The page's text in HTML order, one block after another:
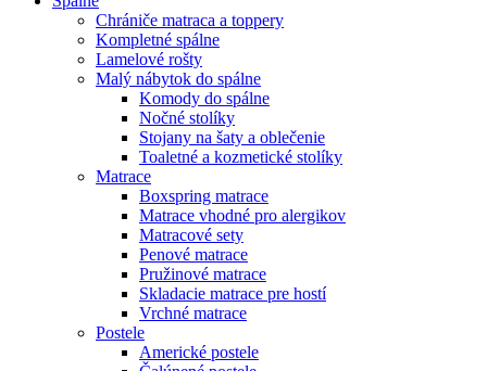
Chrániče matraca a toppery
Kompletné spálne
Lamelové rošty
Malý nábytok do spálne
Komody do spálne
Nočné stolíky
Stojany na šaty a oblečenie
Toaletné a kozmetické stolíky
Matrace
Boxspring matrace
Matrace vhodné pro alergikov
Matracové sety
Penové matrace
Pružinové matrace
Skladacie matrace pre hostí
Vrchné matrace
Postele
Americké postele